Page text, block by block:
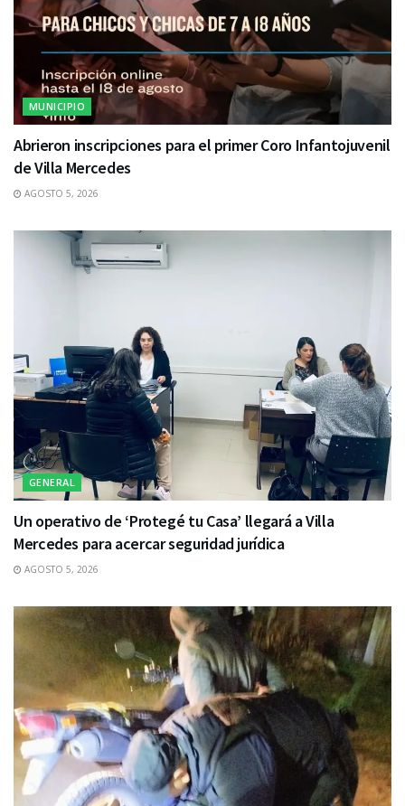
MUNICIPIO
Abrieron inscripciones para el primer Coro Infantojuvenil
de Villa Mercedes
AGOSTO 5, 2026
GENERAL
Un operativo de ‘Protegé tu Casa’ llegará a Villa
Mercedes para acercar seguridad jurídica
AGOSTO 5, 2026